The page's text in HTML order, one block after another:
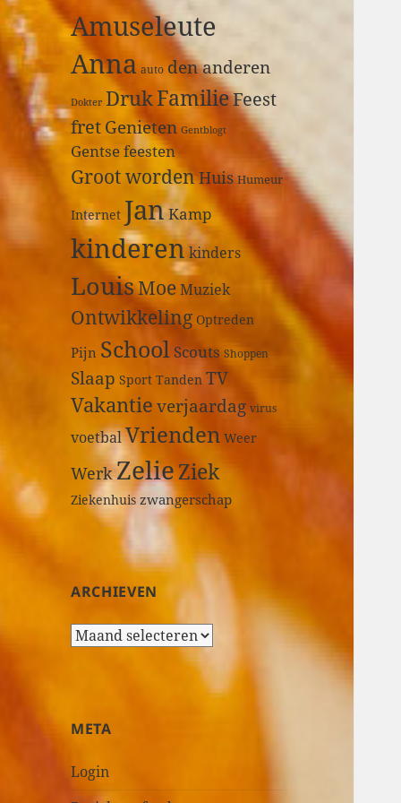
r
Amuseleute
Anna auto den anderen
Dokter DrukFamilieFeest
fretGenieten Gentblogt
Gentse feesten
Groot wordenHuis Humeur
Internet JanKamp
kinderenkinders
LouisMoeMuziek
Ontwikkeling Optreden
Pijn School Scouts Shoppen
Slaap Sport Tanden TV
Vakantie verjaardag virus
voetbalVrienden Weer
WerkZelieZiek
Ziekenhuis zwangerschap
ARCHIEVEN
A
i
v
e
META
Login